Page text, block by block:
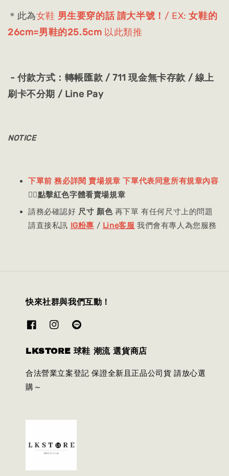
＊此為女鞋 男生要穿的話 請大半號！ / EX:女鞋的
26cm=男鞋的25.5cm 以此類推
- 付款方式：轉帳匯款 / 711 現金無卡存款 / 線上
刷卡不分期 / Line Pay
NOTICE
下單前 務必詳閱 賣場規章 下單代表同意所有規章內容
👈🏻點擊紅色字體看賣場規章
請務必確認好 尺寸 顏色再下單 有任何尺寸上的問題
請直接私訊 IG粉專 / Line客服 我們會有專人為您服務
快來社群與我們互動！
LKSTORE 球鞋 潮流 選貨商店
合法營業立案登記 保證全新且正品公司貨 請放心選
購～